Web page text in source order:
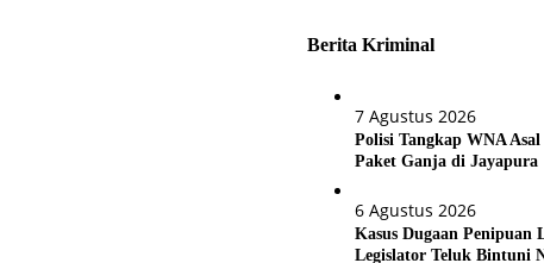
Berita Kriminal
7 Agustus 2026
Polisi Tangkap WNA
Paket Ganja di Jayapura
6 Agustus 2026
Kasus Dugaan Penipuan
Legislator Teluk Bintuni